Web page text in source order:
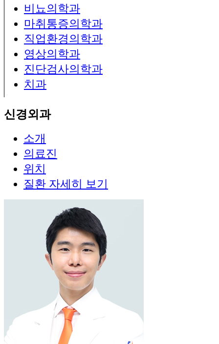
비뇨의학과
마취통증의학과
직업환경의학과
영상의학과
진단검사의학과
치과
신경외과
소개
의료진
위치
질환 자세히 보기